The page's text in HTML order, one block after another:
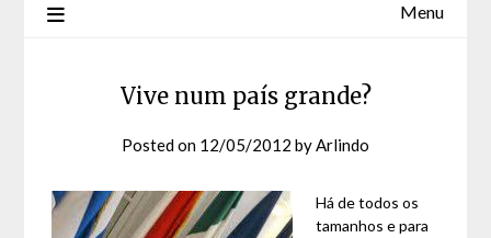
Menu
Vive num país grande?
Posted on 12/05/2012 byArlindo
Há de todos os
tamanhos e para